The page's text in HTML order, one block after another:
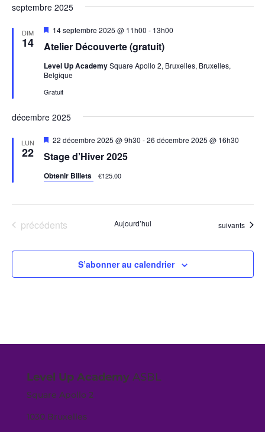
septembre 2025
DIM
14 Atelier Découverte (gratuit)
Mis
avant
14 septembre 2025 @ 11h00 - 13h00
Level Up AcademySquare Apollo 2, Bruxelles, Bruxelles,
Belgique
Gratuit
décembre 2025
LUN
22 Stage d’Hiver 2025
Mis
avant
22 décembre 2025 @ 9h30 -26 décembre 2025 @ 16h30
Obtenir Billets €125.00
Évènements
précédents Aujourd’hui Évènements
suivants
S’abonner au calendrier
Level Up Academy ASBL
Square Apollo 2
1030 Bruxelles